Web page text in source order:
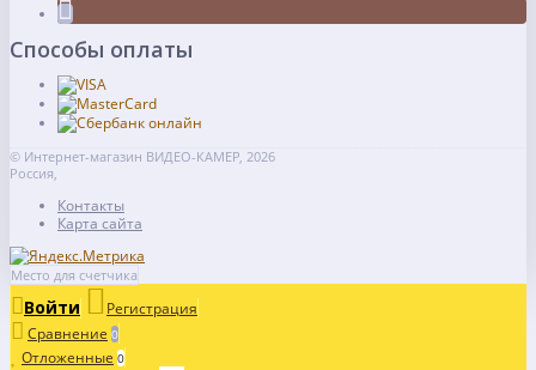
Способы оплаты
© Интернет-магазин ВИДЕО-КАМЕР, 2026
Россия,
Контакты
Карта сайта
Место для счетчика
Войти
Регистрация
Сравнение 0
Отложенные 0